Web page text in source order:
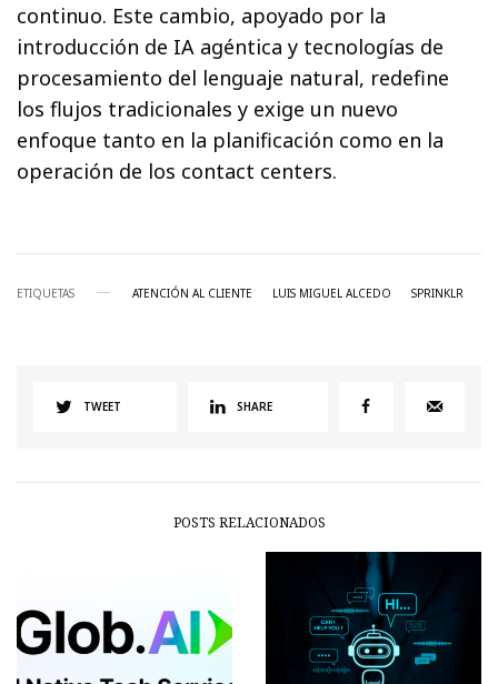
continuo. Este cambio, apoyado por la
introducción de IA agéntica y tecnologías de
procesamiento del lenguaje natural, redefine
los flujos tradicionales y exige un nuevo
enfoque tanto en la planificación como en la
operación de los contact centers.
ETIQUETAS ATENCIÓN AL CLIENTE LUIS MIGUEL ALCEDO SPRINKLR
TWEET SHARE
POSTS RELACIONADOS